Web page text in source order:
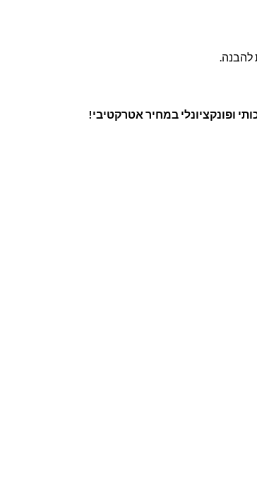
להבנה.
ופונקציונלי במחיר אטרקטיבי!